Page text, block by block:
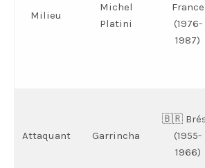
Milieu
Michel
Platini
France
(1976-
1987)
Attaquant Garrincha
🇧🇷
(1955-
1966)